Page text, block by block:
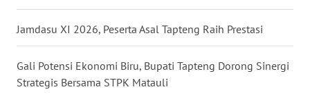
Jamdasu XI 2026, Peserta Asal Tapteng Raih Prestasi
Gali Potensi Ekonomi Biru, Bupati Tapteng Dorong Sinergi
Strategis Bersama STPK Matauli
CIANJUR
WN
KEPULAUAN